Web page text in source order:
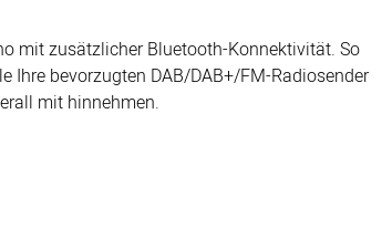
mit zusätzlicher Bluetooth-Konnektivität. So
Ihre bevorzugten DAB/DAB+/FM-Radiosender
mit hinnehmen.